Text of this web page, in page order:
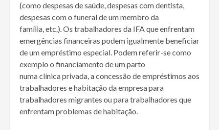
(como despesas de saúde, despesas com dentista,
despesas com o funeral de um membro da
família, etc.). Os trabalhadores da IFA que enfrentam
emergências financeiras podem igualmente beneficiar
de um empréstimo especial. Podem referir-se como
exemplo o financiamento de um parto
numa clínica privada, a concessão de empréstimos aos
trabalhadores e habitação da empresa para
trabalhadores migrantes ou para trabalhadores que
enfrentam problemas de habitação.